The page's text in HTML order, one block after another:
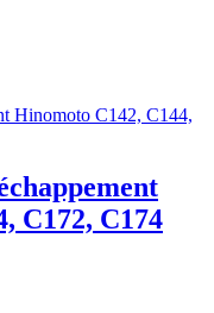
C172, C174